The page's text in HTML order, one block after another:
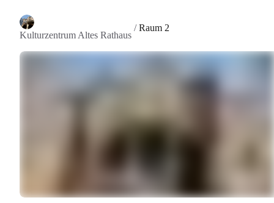
Kulturzentrum Altes Rathaus
/Raum 2